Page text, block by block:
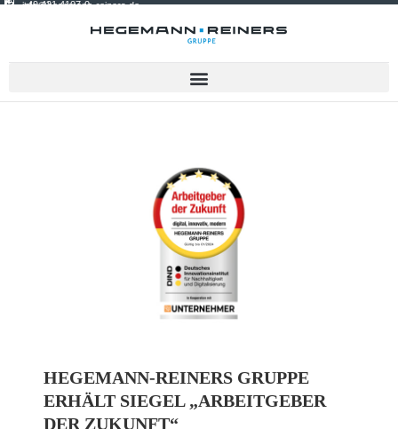
+49 421 4107-0
info@hegemann-reiners.de
HEGEMANN-REINERS GRUPPE
ERHÄLT SIEGEL „ARBEITGEBER
DER ZUKUNFT“